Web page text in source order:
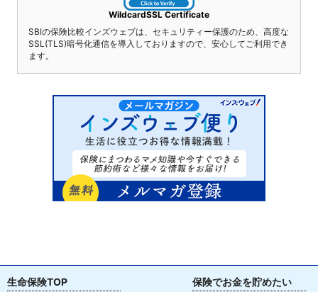
WildcardSSL Certificate
SBIの保険比較インズウェブは、セキュリティー保護のため、高度な
SSL(TLS)暗号化通信を導入しておりますので、安心してご利用でき
ます。
生命保険TOP 保険でお金を貯めたい